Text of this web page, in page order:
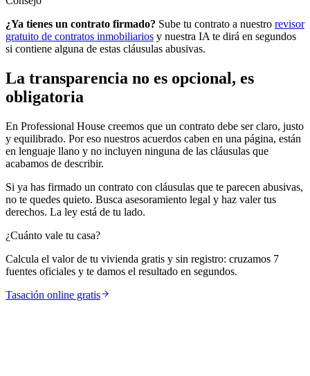
¿Ya tienes un contrato firmado? Sube tu contrato a nuestro revisor
gratuito de contratos inmobiliarios y nuestra IA te dirá en segundos
si contiene alguna de estas cláusulas abusivas.
La transparencia no es opcional, es
obligatoria
En Professional House creemos que un contrato debe ser claro, justo
y equilibrado. Por eso nuestros acuerdos caben en una página, están
en lenguaje llano y no incluyen ninguna de las cláusulas que
acabamos de describir.
Si ya has firmado un contrato con cláusulas que te parecen abusivas,
no te quedes quieto. Busca asesoramiento legal y haz valer tus
derechos. La ley está de tu lado.
¿Cuánto vale tu casa?
Calcula el valor de tu vivienda gratis y sin registro: cruzamos 7
fuentes oficiales y te damos el resultado en segundos.
Tasación online gratis